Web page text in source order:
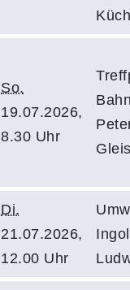
So.
19.07.2026,
8.30 Uhr
Di.
21.07.2026,
12.00 Uhr